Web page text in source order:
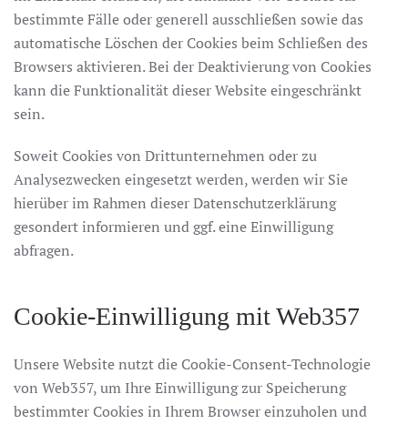
bestimmte Fälle oder generell ausschließen sowie das
automatische Löschen der Cookies beim Schließen des
Browsers aktivieren. Bei der Deaktivierung von Cookies
kann die Funktionalität dieser Website eingeschränkt
sein.
Soweit Cookies von Drittunternehmen oder zu
Analysezwecken eingesetzt werden, werden wir Sie
hierüber im Rahmen dieser Datenschutzerklärung
gesondert informieren und ggf. eine Einwilligung
abfragen.
Cookie-Einwilligung mit Web357
Unsere Website nutzt die Cookie-Consent-Technologie
von Web357, um Ihre Einwilligung zur Speicherung
bestimmter Cookies in Ihrem Browser einzuholen und